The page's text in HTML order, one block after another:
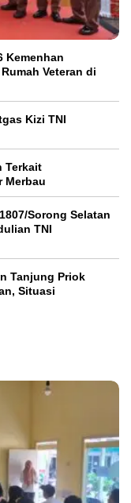
Kemenhan
Veteran di
Kizi TNI
Terkait
Merbau
Sorong Selatan
TNI
Tanjung Priok
Situasi